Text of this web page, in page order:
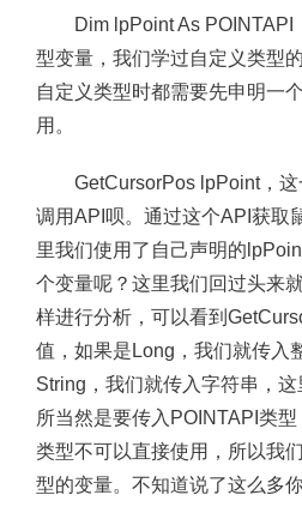
Dim lpPoint As POINTAPI
型变量，我们学过自定义类型
自定义类型时都需要先申明一
用。
GetCursorPos lpPoint，这
调用API呗。通过这个API获取
里我们使用了自己声明的
个变量呢？这里我们回过头来
样进行分析，可以看到
值，如果是Long，我们就传入
String，我们就传入字符串，
所当然是要传入POINTAPI类
类型不可以直接使用，所以我
型的变量。不知道说了这么多